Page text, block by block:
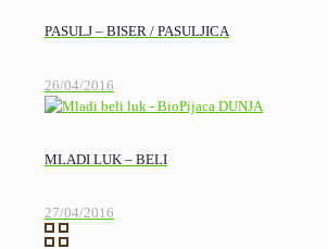
PASULJ – BISER / PASULJICA
26/04/2016
MLADI LUK – BELI
27/04/2016